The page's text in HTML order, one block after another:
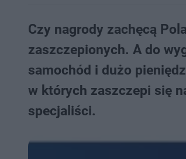
Czy nagrody zachęcą
zaszczepionych. A do
samochód i dużo
w których zaszczepi się
specjaliści.